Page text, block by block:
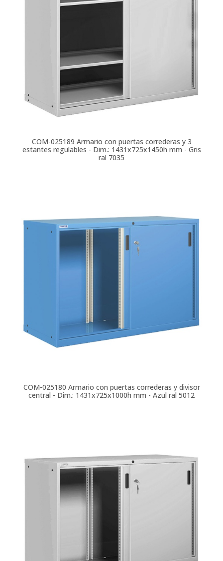
COM-025189 Armario con puertas correderas y 3
estantes regulables - Dim.: 1431x725x1450h mm - Gris
ral 7035
COM-025180 Armario con puertas correderas y divisor
central - Dim.: 1431x725x1000h mm - Azul ral 5012